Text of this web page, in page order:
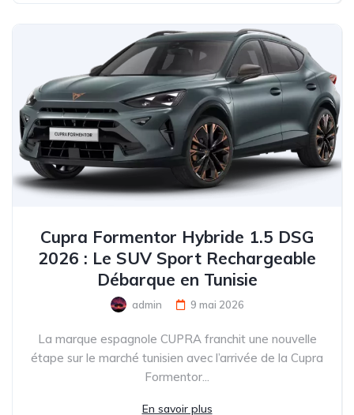
Cupra Formentor Hybride 1.5 DSG
2026 : Le SUV Sport Rechargeable
Débarque en Tunisie
admin 9 mai 2026
La marque espagnole CUPRA franchit une nouvelle
étape sur le marché tunisien avec l’arrivée de la Cupra
Formentor...
En savoir plus